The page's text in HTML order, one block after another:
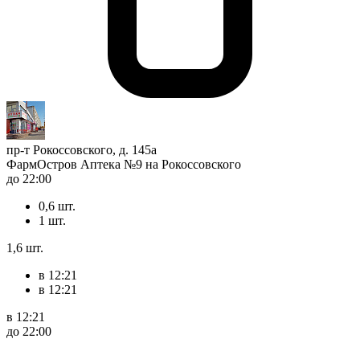
пр-т Рокоссовского, д. 145а
ФармОстров Аптека №9 на Рокоссовского
до 22:00
0,6 шт.
1 шт.
1,6 шт.
в 12:21
в 12:21
в 12:21
до 22:00